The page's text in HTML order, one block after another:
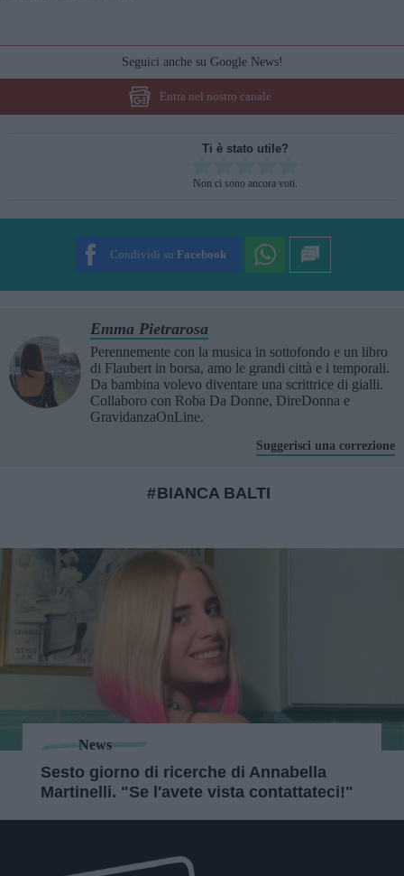
Seguici anche su Google News!
Entra nel nostro canale
Ti è stato utile?
Non ci sono ancora voti.
Condividi su Facebook
Emma Pietrarosa
Perennemente con la musica in sottofondo e un libro
di Flaubert in borsa, amo le grandi città e i temporali.
Da bambina volevo diventare una scrittrice di gialli.
Collaboro con Roba Da Donne, DireDonna e
GravidanzaOnLine.
Suggerisci una correzione
BIANCA BALTI
News
Sesto giorno di ricerche di Annabella
Martinelli. "Se l'avete vista contattateci!"